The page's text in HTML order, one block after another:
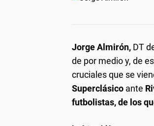
Jorge Almirón, DT
de por medio y, de
cruciales que se
Superclásico ante
futbolistas, de los